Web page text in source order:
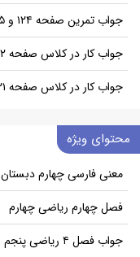
جواب تمرین صفحه ۱۲۴ و ۱۲۵ و ۱۲۶ ریاضی دهم
جواب کار در کلاس صفحه ۱۲۲ و ۱۲۳ ریاضی دهم
جواب کار در کلاس صفحه ۱۲۱ ریاضی دهم
محتوای ویژه
معنی فارسی چهارم دبستان
فصل چهارم ریاضی چهارم
جواب فصل ۴ ریاضی پنجم